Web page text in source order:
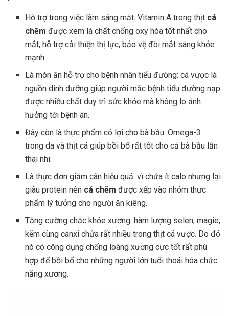
Hỗ trợ trong việc làm sáng mắt: Vitamin A trong thịt cá
chẽm được xem là chất chống oxy hóa tốt nhất cho
mắt, hỗ trợ cải thiện thị lực, bảo vệ đôi mắt sáng khỏe
mạnh.
Là món ăn hỗ trợ cho bệnh nhân tiểu đường: cá vược là
nguồn dinh dưỡng giúp người mắc bệnh tiểu đường nạp
được nhiều chất duy trì sức khỏe mà không lo ảnh
hưởng tới bệnh án.
Đây còn là thực phẩm có lợi cho bà bầu: Omega-3
trong da và thịt cá giúp bồi bổ rất tốt cho cả bà bầu lẫn
thai nhi.
Là thực đơn giảm cân hiệu quả: vì chứa ít calo nhưng lại
giàu protein nên cá chẽm được xếp vào nhóm thực
phẩm lý tưởng cho người ăn kiêng.
Tăng cường chắc khỏe xương: hàm lượng selen, magie,
kẽm cùng canxi chứa rất nhiều trong thịt cá vược. Do đó
nó có công dụng chống loãng xương cực tốt rất phù
hợp để bồi bổ cho những người lớn tuổi thoái hóa chức
năng xương.